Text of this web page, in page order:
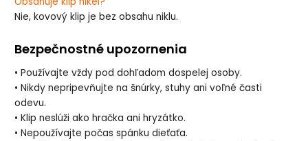
Nie, kovový klip je bez obsahu niklu.
Bezpečnostné upozornenia
• Používajte vždy pod dohľadom dospelej osoby.
• Nikdy nepripevňujte na šnúrky, stuhy ani voľné časti
odevu.
• Klip neslúži ako hračka ani hryzátko.
• Nepoužívajte počas spánku dieťaťa.